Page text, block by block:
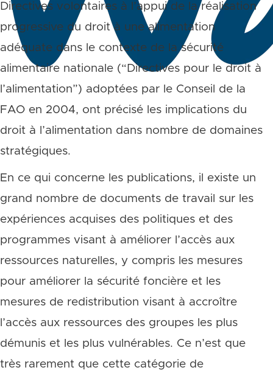
Directives volontaires à l’appui de la réalisation
progressive du droit à une alimentation
adéquate dans le contexte de la sécurité
alimentaire nationale (“Directives pour le droit à
l’alimentation”) adoptées par le Conseil de la
FAO en 2004, ont précisé les implications du
droit à l’alimentation dans nombre de domaines
stratégiques.
En ce qui concerne les publications, il existe un
grand nombre de documents de travail sur les
expériences acquises des politiques et des
programmes visant à améliorer l’accès aux
ressources naturelles, y compris les mesures
pour améliorer la sécurité foncière et les
mesures de redistribution visant à accroître
l’accès aux ressources des groupes les plus
démunis et les plus vulnérables. Ce n’est que
très rarement que cette catégorie de